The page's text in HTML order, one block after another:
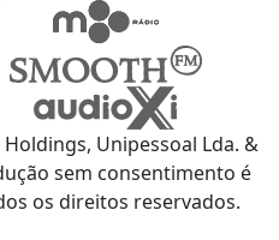
Unipessoal Lda. &
sem consentimento é
os direitos reservados.